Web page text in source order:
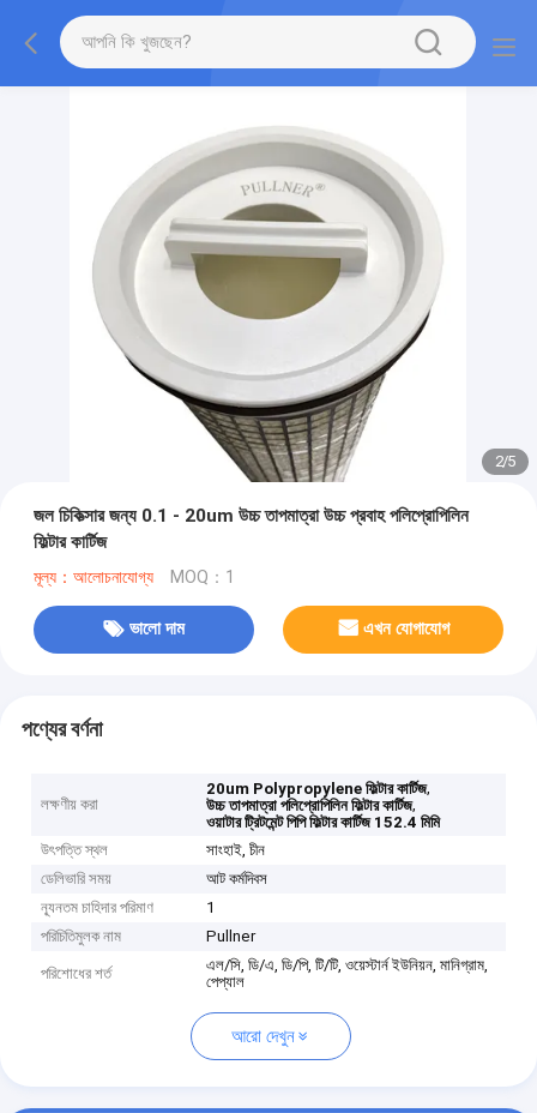
2/5
জল চিকিত্সার জন্য 0.1 - 20um উচ্চ তাপমাত্রা উচ্চ প্রবাহ পলিপ্রোপিলিন
ফিল্টার কার্টিজ
মূল্য：আলোচনাযোগ্য MOQ：1
ভালো দাম এখন যোগাযোগ
পণ্যের বর্ণনা
লক্ষণীয় করা
20um Polypropylene ফিল্টার কার্টিজ,
উচ্চ তাপমাত্রা পলিপ্রোপিলিন ফিল্টার কার্টিজ,
ওয়াটার ট্রিটমেন্ট পিপি ফিল্টার কার্টিজ 152.4 মিমি
উৎপত্তি স্থল
সাংহাই, চীন
ডেলিভারি সময়
আট কর্মদিবস
ন্যূনতম চাহিদার পরিমাণ
1
পরিচিতিমুলক নাম
Pullner
পরিশোধের শর্ত
এল/সি, ডি/এ, ডি/পি, টি/টি, ওয়েস্টার্ন ইউনিয়ন, মানিগ্রাম,
পেপ্যাল
আরো দেখুন